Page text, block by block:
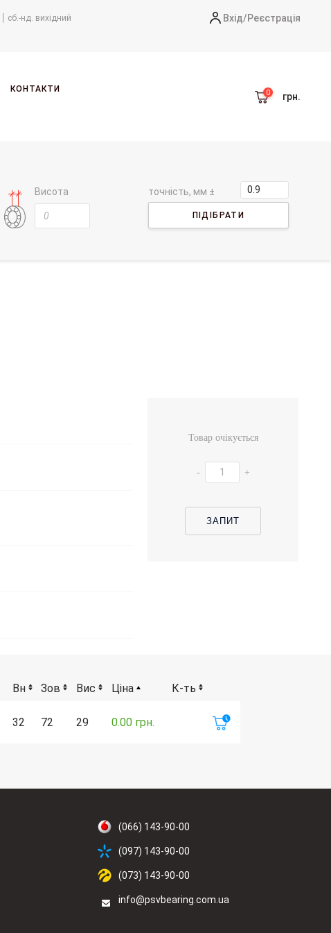
сб.-нд. вихідний Вхід/Реєстрація
КОНТАКТИ
грн.
Висота точність, мм ±
ПІДІБРАТИ
Товар очікується
- +
ЗАПИТ
Вн Зов Вис Ціна К-ть
32 72 29 0.00 грн.
(066) 143-90-00
(097) 143-90-00
(073) 143-90-00
info@psvbearing.com.ua